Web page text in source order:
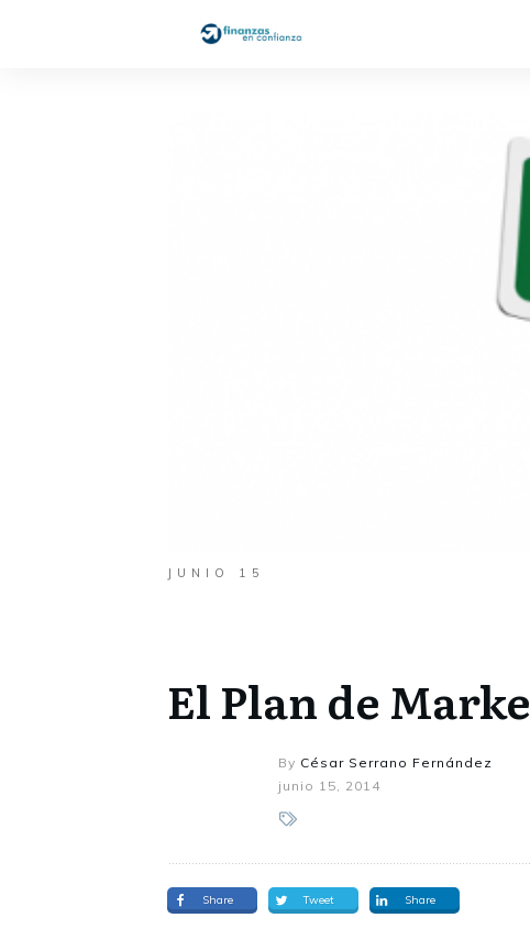
JUNIO 15
El Plan de
By César Serrano Fernández
junio 15, 2014
Share Tweet Share